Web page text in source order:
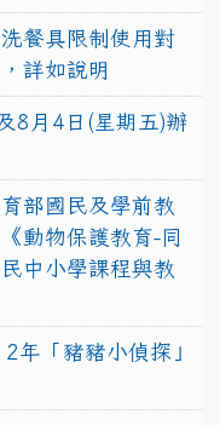
餐具限制使用對
詳如說明
8月4日(星期五)辦
部國民及學前教
動物保護教育-同
中小學課程與教
年「豬豬小偵探」